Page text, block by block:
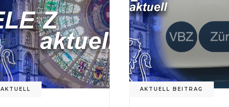
AKTUELL AKTUELL BEITRAG